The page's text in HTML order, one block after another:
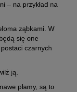
– na przykład na
ząbkami. W
się one
czarnych
ją.
plamy, są to